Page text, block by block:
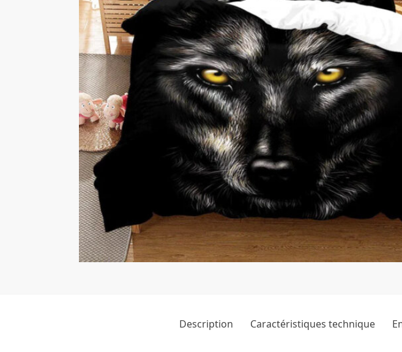
Description Caractéristiques technique